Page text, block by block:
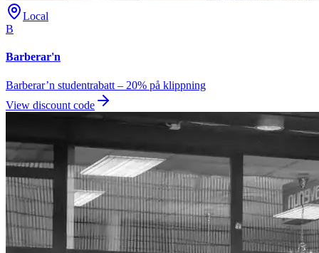
Local
B
Barberar'n
Barberar’n studentrabatt – 20% på klippning
View discount code